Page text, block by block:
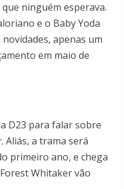
ninguém esperava.
e o Baby Yoda
apenas um
em maio de
D23 para falar sobre
Aliás, a trama será
primeiro ano, e chega
Whitaker vão